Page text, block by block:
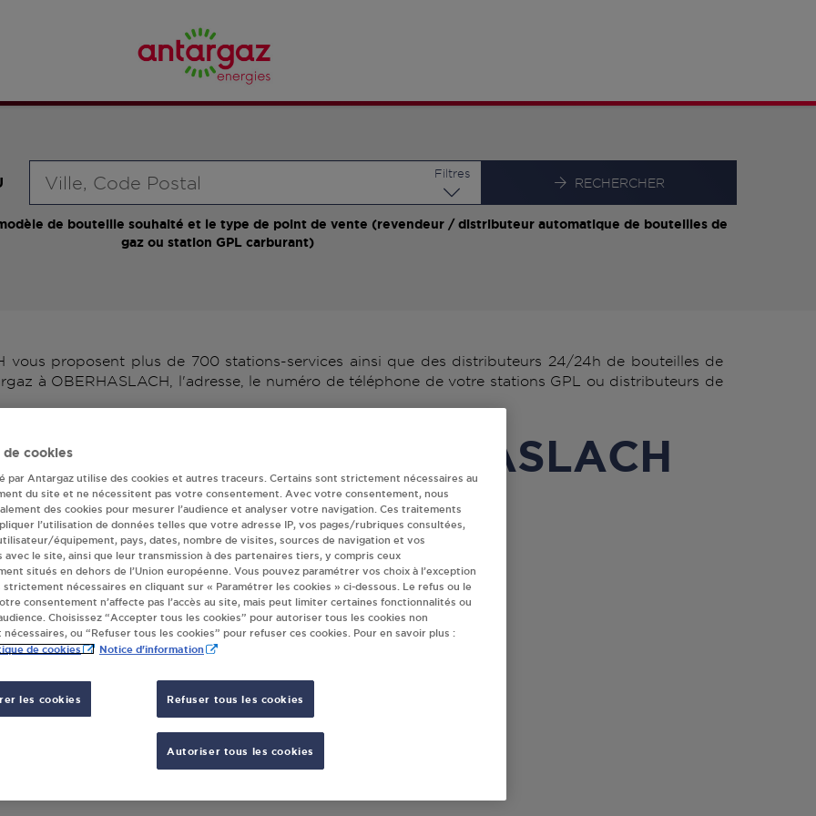
Filtres
RECHERCHER
de bouteille souhaité et le type de point de vente (revendeur / distributeur automatique de bouteilles de
gaz ou station GPL carburant)
vous proposent plus de 700 stations-services ainsi que des distributeurs 24/24h de bouteilles de
à OBERHASLACH, l'adresse, le numéro de téléphone de votre stations GPL ou distributeurs de
Antargaz à OBERHASLACH
OBERHASLACH
DU NIDECK
OBERHASLACH
S'Y RENDRE
de cookies
par Antargaz utilise des cookies et autres traceurs. Certains sont strictement nécessaires au
du site et ne nécessitent pas votre consentement. Avec votre consentement, nous
des cookies pour mesurer l’audience et analyser votre navigation. Ces traitements
l’utilisation de données telles que votre adresse IP, vos pages/rubriques consultées,
équipement, pays, dates, nombre de visites, sources de navigation et vos
avec le site, ainsi que leur transmission à des partenaires tiers, y compris ceux
situés en dehors de l’Union européenne. Vous pouvez paramétrer vos choix à l’exception
strictement nécessaires en cliquant sur « Paramétrer les cookies » ci-dessous. Le refus ou le
consentement n’affecte pas l’accès au site, mais peut limiter certaines fonctionnalités ou
Choisissez “Accepter tous les cookies” pour autoriser tous les cookies non
ou “Refuser tous les cookies” pour refuser ces cookies. Pour en savoir plus :
de cookies Notice d'information
les cookies Refuser tous les cookies
Autoriser tous les cookies